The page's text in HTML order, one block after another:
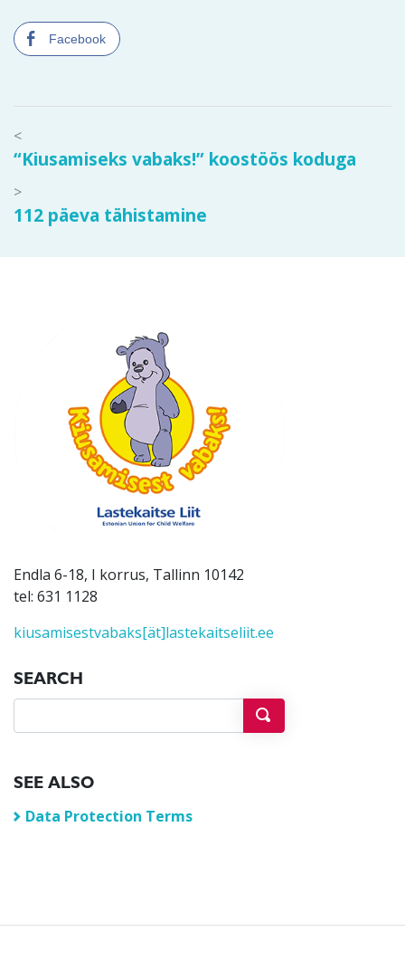
Facebook
Post
navigation
<<
“Kiusamiseks vabaks!” koostöös koduga
>>
112 päeva tähistamine
Endla 6-18, I korrus, Tallinn 10142
tel: 631 1128
kiusamisestvabaks[ät]lastekaitseliit.ee
SEARCH
SEE ALSO
Data Protection Terms